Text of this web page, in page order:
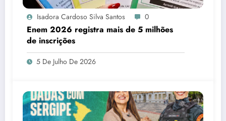
Isadora Cardoso Silva Santos 0
Enem 2026 registra mais de 5 milhões
de inscrições
5 De Julho De 2026